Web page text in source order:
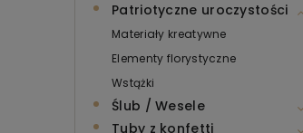
Patriotyczne uroczystości
Materiały kreatywne
Elementy florystyczne
Wstążki
Ślub / Wesele
Tuby z konfetti